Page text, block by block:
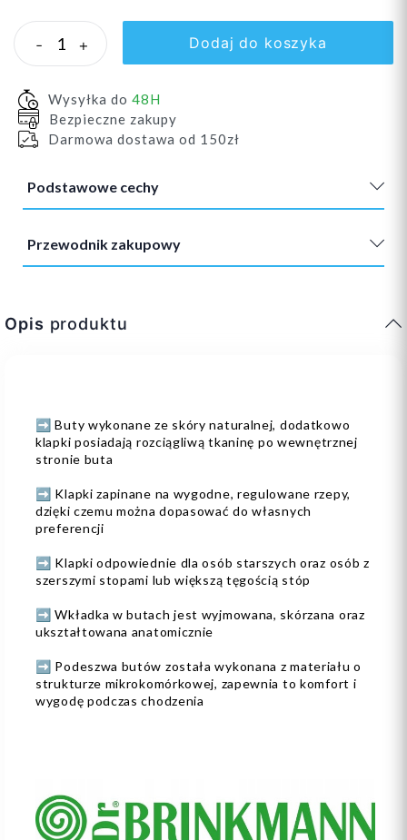
- + Dodaj do koszyka
Wysyłka do 48H
Bezpieczne zakupy
Darmowa dostawa od 150zł
Podstawowe cechy
Przewodnik zakupowy
Opis produktu
➡️ Buty wykonane ze skóry naturalnej, dodatkowo
klapki posiadają rozciągliwą tkaninę po wewnętrznej
stronie buta
➡️ Klapki zapinane na wygodne, regulowane rzepy,
dzięki czemu można dopasować do własnych
preferencji
➡️ Klapki odpowiednie dla osób starszych oraz osób z
szerszymi stopami lub większą tęgością stóp
➡️ Wkładka w butach jest wyjmowana, skórzana oraz
ukształtowana anatomicznie
➡️ Podeszwa butów została wykonana z materiału o
strukturze mikrokomórkowej, zapewnia to komfort i
wygodę podczas chodzenia